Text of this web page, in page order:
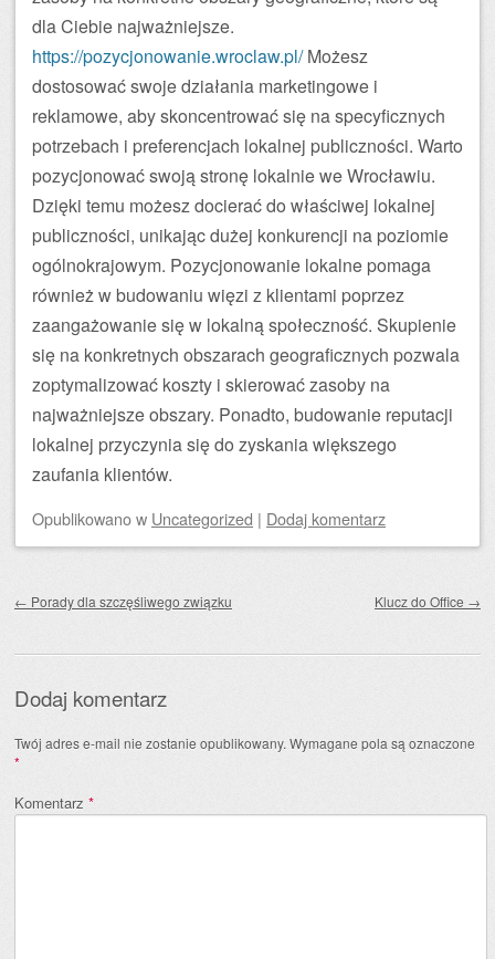
dla Ciebie najważniejsze.
https://pozycjonowanie.wroclaw.pl/Możesz
dostosować swoje działania marketingowe i
reklamowe, aby skoncentrować się na specyficznych
potrzebach i preferencjach lokalnej publiczności. Warto
pozycjonować swoją stronę lokalnie we Wrocławiu.
Dzięki temu możesz docierać do właściwej lokalnej
publiczności, unikając dużej konkurencji na poziomie
ogólnokrajowym. Pozycjonowanie lokalne pomaga
również w budowaniu więzi z klientami poprzez
zaangażowanie się w lokalną społeczność. Skupienie
się na konkretnych obszarach geograficznych pozwala
zoptymalizować koszty i skierować zasoby na
najważniejsze obszary. Ponadto, budowanie reputacji
lokalnej przyczynia się do zyskania większego
zaufania klientów.
Opublikowanow Uncategorized | Dodaj komentarz
← Porady dla szczęśliwego związku Klucz do Office →
Dodaj komentarz
Twój adres e-mail nie zostanie opublikowany. Wymagane pola są oznaczone
*
Komentarz *